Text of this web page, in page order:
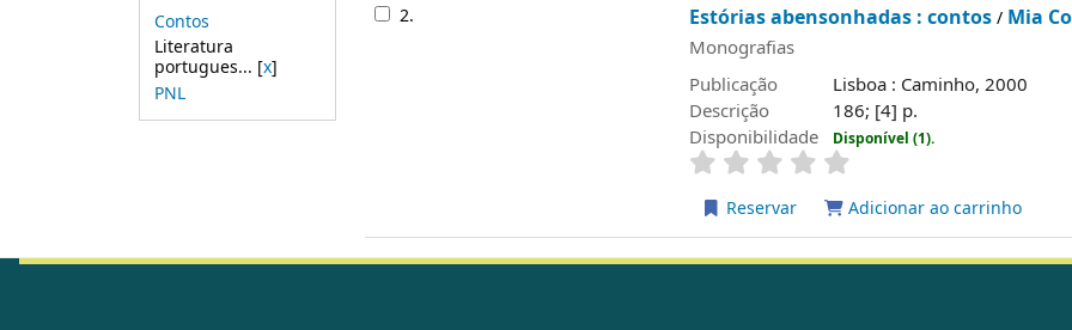
Contos
Literatura
portugues... [x]
PNL
2. Estórias abensonhadas : contos/ Mia
Monografias
Publicação
Lisboa : Caminho, 2000
Descrição
186; [4] p.
Disponibilidade
Disponível (1).
Reservar Adicionar ao carrinho